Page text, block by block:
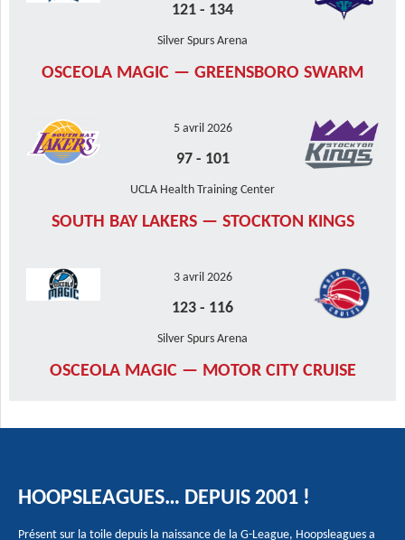
121 - 134
Silver Spurs Arena
OSCEOLA MAGIC — GREENSBORO SWARM
5 avril 2026
97- 101
UCLA Health Training Center
SOUTH BAY LAKERS — STOCKTON KINGS
3 avril 2026
123 - 116
Silver Spurs Arena
OSCEOLA MAGIC — MOTOR CITY CRUISE
HOOPSLEAGUES… DEPUIS 2001 !
Présent sur la toile depuis la naissance de la G-League, Hoopsleagues a